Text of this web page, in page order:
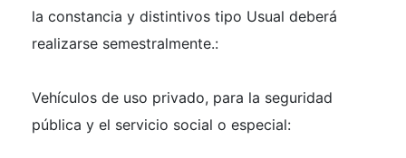
la constancia y distintivos tipo Usual deberá
realizarse semestralmente.:
Vehículos de uso privado, para la seguridad
pública y el servicio social o especial: